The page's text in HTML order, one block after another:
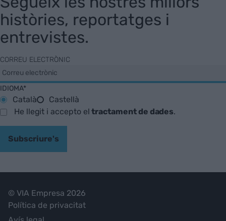
històries, reportatges i
entrevistes.
CORREU ELECTRÒNIC
IDIOMA*
Català
Castellà
He llegit i accepto eltractament de dades.
Subscriure's
© VIA Empresa 2026
Política de privacitat